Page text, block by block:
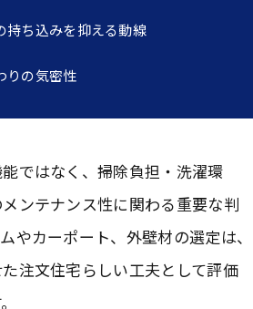
持ち込みを抑える動線
りの気密性
ではなく、掃除負担・洗濯環
ンテナンス性に関わる重要な判
やカーポート、外壁材の選定は、
注文住宅らしい工夫として評価